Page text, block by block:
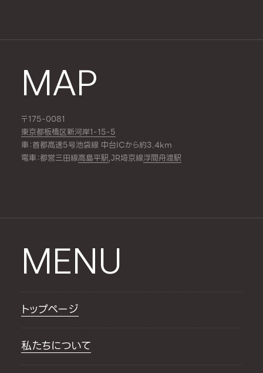
MAP
〒175-0081
東京都板橋区新河岸1-15-5
車：首都高速5号池袋線 中台ICから約3.4km
電車：都営三田線高島平駅,JR埼京線浮間舟渡駅
MENU
トップページ
私たちについて